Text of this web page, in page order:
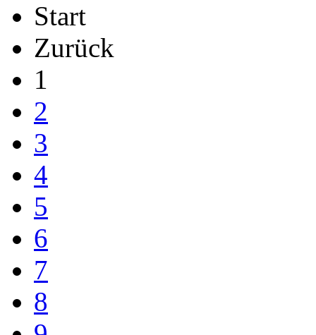
Start
Zurück
1
2
3
4
5
6
7
8